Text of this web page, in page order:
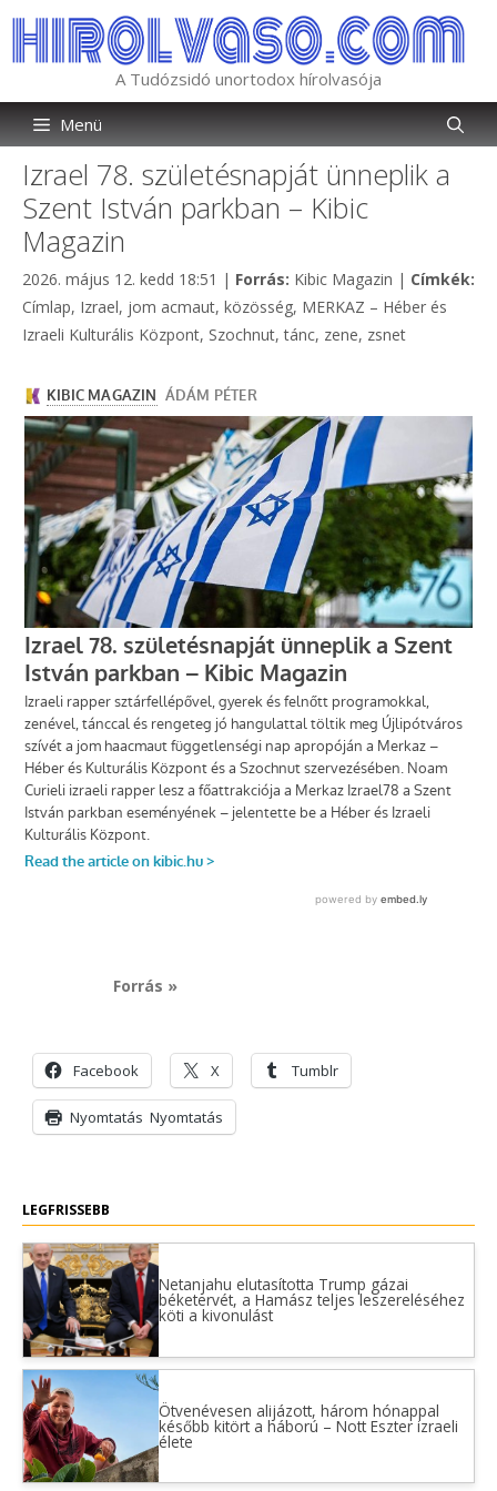
tartalomba
A Tudózsidó unortodox hírolvasója
Menü
Izrael 78. születésnapját ünneplik a
Szent István parkban – Kibic
Magazin
2026. május 12. kedd 18:51 | Forrás: Kategória
Kibic Magazin | Címkék:
Címkék
Címlap, Izrael, jom acmaut, közösség, MERKAZ – Héber és
Izraeli Kulturális Központ, Szochnut,tánc, zene, zsnet
Forrás »
Facebook X Tumblr
Nyomtatás Nyomtatás
LEGFRISSEBB
Netanjahu elutasította Trump gázai
béketervét, a Hamász teljes leszereléséhez
köti a kivonulást
Ötvenévesen alijázott, három hónappal
később kitört a háború – Nott Eszter izraeli
élete